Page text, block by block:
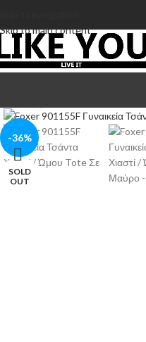
Skip to main content
-36%
SOLD
OUT